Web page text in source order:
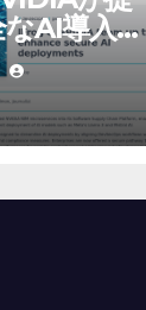
AI導入を